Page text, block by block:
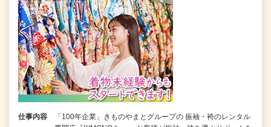
仕事内容
「100年企業」きものやまとグループの 振袖・袴のレンタル